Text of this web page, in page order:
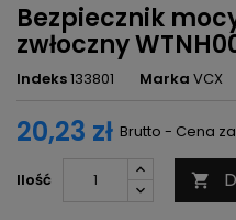
Bezpiecznik
zwłoczny
Indeks133801 Marka VCX
20,23 zł Brutto - Cena
Ilość 